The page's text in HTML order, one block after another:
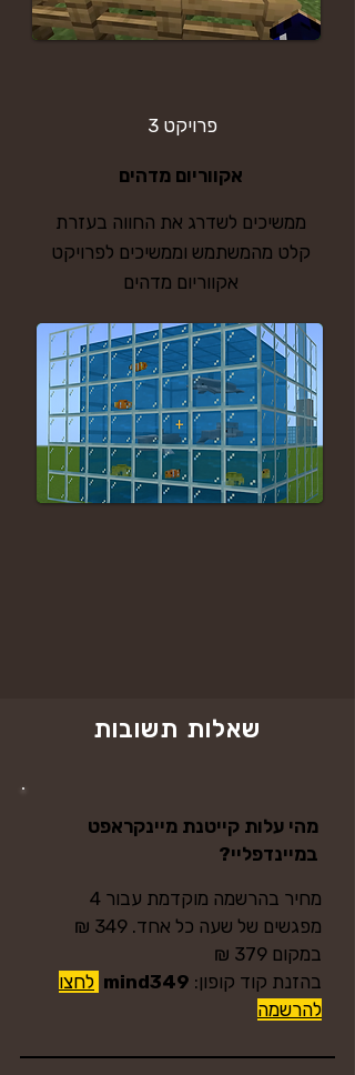
פרויקט 3
אקווריום מדהים
ממשיכים לשדרג את החווה בעזרת
קלט מהמשתמש וממשיכים לפרויקט
אקווריום מדהים
מהי עלות קייטנת מיינקראפט
במיינדפליי?
מחיר בהרשמה מוקדמת עבור 4
מפגשים של שעה כל אחד. 349 ₪
במקום 379 ₪
בהזנת קוד קופון: mind349 לחצו
להרשמה
שאלות תשובות